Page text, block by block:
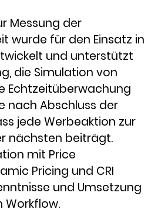
Messung der
wurde für den Einsatz in
und unterstützt
die Simulation von
Echtzeitüberwachung
nach Abschluss der
jede Werbeaktion zur
nächsten beiträgt.
mit Price
Pricing und CRI
und Umsetzung
Workflow.